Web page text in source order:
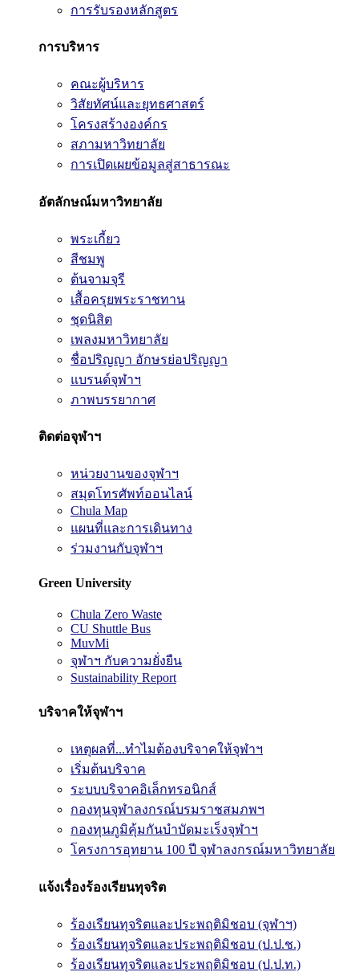
การรับรองหลักสูตร
การบริหาร
คณะผู้บริหาร
วิสัยทัศน์และยุทธศาสตร์
โครงสร้างองค์กร
สภามหาวิทยาลัย
การเปิดเผยข้อมูลสู่สาธารณะ
อัตลักษณ์มหาวิทยาลัย
พระเกี้ยว
สีชมพู
ต้นจามจุรี
เสื้อครุยพระราชทาน
ชุดนิสิต
เพลงมหาวิทยาลัย
ชื่อปริญญา อักษรย่อปริญญา
แบรนด์จุฬาฯ
ภาพบรรยากาศ
ติดต่อจุฬาฯ
หน่วยงานของจุฬาฯ
สมุดโทรศัพท์ออนไลน์
Chula Map
แผนที่และการเดินทาง
ร่วมงานกับจุฬาฯ
Green University
Chula Zero Waste
CU Shuttle Bus
MuvMi
จุฬาฯ กับความยั่งยืน
Sustainability Report
บริจาคให้จุฬาฯ
เหตุผลที่...ทำไมต้องบริจาคให้จุฬาฯ
เริ่มต้นบริจาค
ระบบบริจาคอิเล็กทรอนิกส์
กองทุนจุฬาลงกรณ์บรมราชสมภพฯ
กองทุนภูมิคุ้มกันบำบัดมะเร็งจุฬาฯ
โครงการอุทยาน 100 ปี จุฬาลงกรณ์มหาวิทยาลัย
แจ้งเรื่องร้องเรียนทุจริต
ร้องเรียนทุจริตและประพฤติมิชอบ (จุฬาฯ)
ร้องเรียนทุจริตและประพฤติมิชอบ (ป.ป.ช.)
ร้องเรียนทุจริตและประพฤติมิชอบ (ป.ป.ท.)